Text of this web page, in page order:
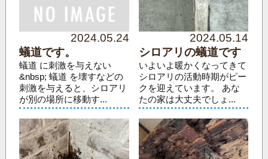
2024.05.24
蟻道です。
蟻道 に刺激を与えない
&nbsp; 蟻道 を壊すなどの
刺激を与えると、シロアリ
が別の場所に移動す...
2024.05.14
シロアリの蟻道です
いよいよ暖かくなってきて
シロアリの活動時期がピー
クを迎えています。 あな
たの家は大丈夫でしょ...